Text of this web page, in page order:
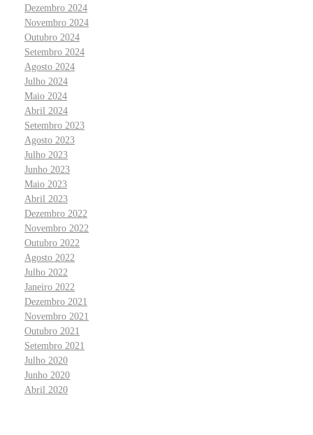
Dezembro 2024
Novembro 2024
Outubro 2024
Setembro 2024
Agosto 2024
Julho 2024
Maio 2024
Abril 2024
Setembro 2023
Agosto 2023
Julho 2023
Junho 2023
Maio 2023
Abril 2023
Dezembro 2022
Novembro 2022
Outubro 2022
Agosto 2022
Julho 2022
Janeiro 2022
Dezembro 2021
Novembro 2021
Outubro 2021
Setembro 2021
Julho 2020
Junho 2020
Abril 2020